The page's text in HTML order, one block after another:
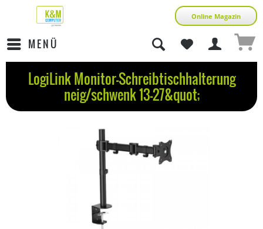
Online Magazin
MENÜ
LogiLink Monitor-Schreibtischhalterung
neig/schwenk 13-27&quot;